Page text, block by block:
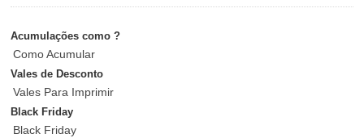
Acumulações como ?
Como Acumular
Vales de Desconto
Vales Para Imprimir
Black Friday
Black Friday